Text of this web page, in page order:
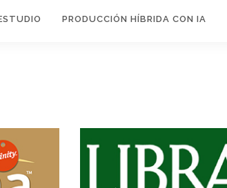
PRODUCCIÓN HÍBRIDA CON IA